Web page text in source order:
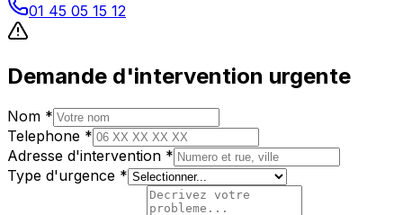
01 45 05 15 12
Demande d'intervention urgente
Nom *
Telephone *
Adresse d'intervention *
Type d'urgence *